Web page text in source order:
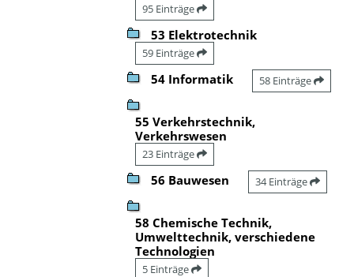
95 Einträge
53 Elektrotechnik
59 Einträge
54 Informatik 58 Einträge
55 Verkehrstechnik,
Verkehrswesen
23 Einträge
56 Bauwesen 34 Einträge
58 Chemische Technik,
Umwelttechnik, verschiedene
Technologien
5 Einträge